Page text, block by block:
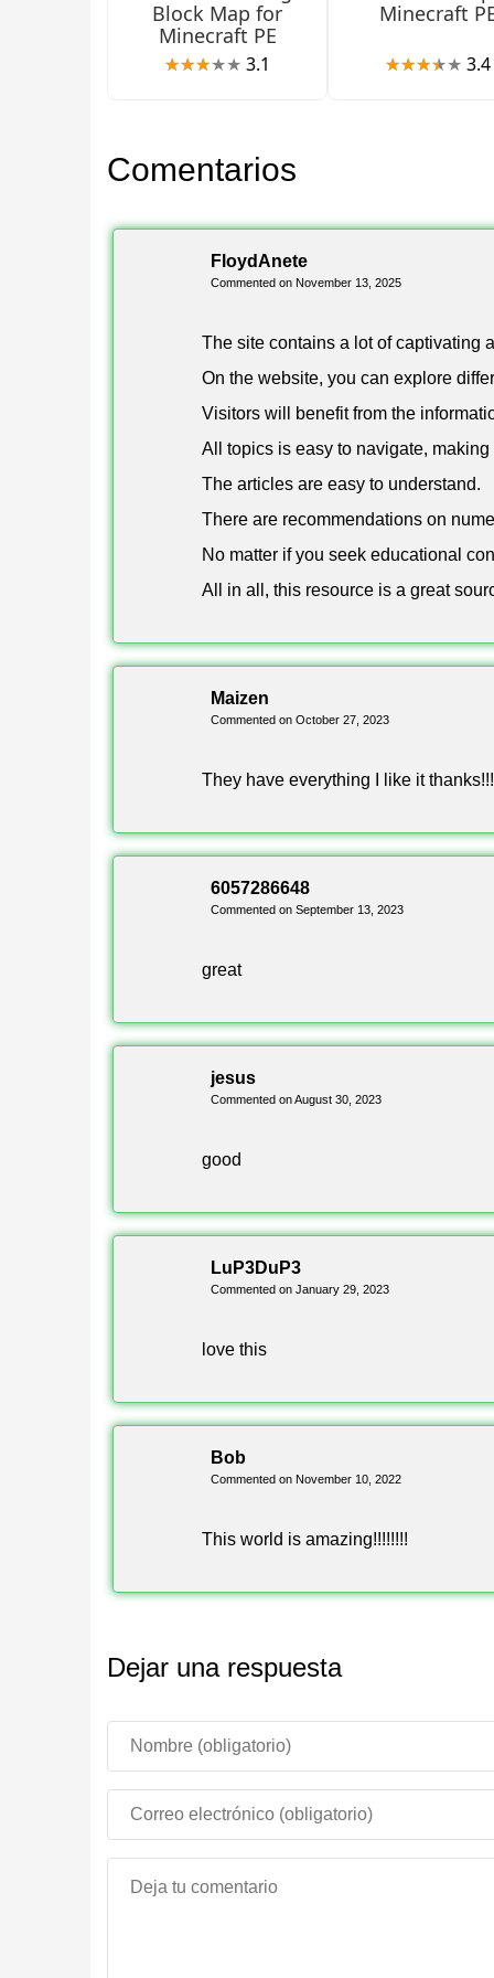
mismas reglas básicas. Se necesitan al menos
New Bedwars
Un mapa temático con cuatro ubicaciones
pequeñas — el desarrollador recomienda
Cada ubicación ofrece un diseño diferente,
Bedwars or Survival
Un modo híbrido que combina el Bedwars
formato clásico de defensa de cama y luego
Este es el mapa más variado del pack — ideal
Multijugador e Instalación
competitivas e impredecibles serán las partidas.
Descarga el archivo .mcworld y ábrelo en
Parámetro
Género
Máx. jugadores
Mapas incluidos
Multijugador
Block Map for
Minecraft PE
3.1
Minecraft
3.4
Comentarios
FloydAnete
Commented on November 13, 2025
The site contains a lot of captivating
On the website, you can explore
Visitors will benefit from the
All topics is easy to navigate,
The articles are easy to understand.
There are recommendations on
No matter if you seek educational
All in all, this resource is a great
Maizen
Commented on October 27, 2023
They have everything I like it
6057286648
Commented on September 13, 2023
great
jesus
Commented on August 30, 2023
good
LuP3DuP3
Commented on January 29, 2023
love this
Bob
Commented on November 10, 2022
This world is amazing!!!!!!!!
Dejar una respuesta